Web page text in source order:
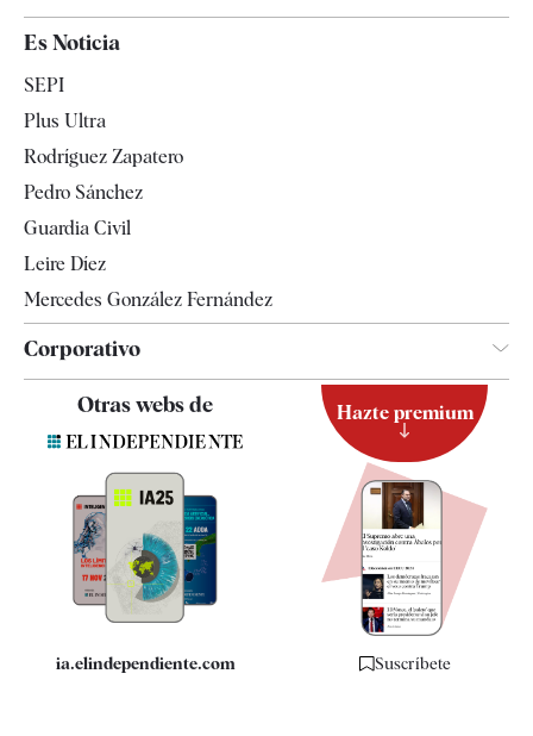
Televisión
Es Noticia
SEPI
Plus Ultra
Rodríguez Zapatero
Pedro Sánchez
Guardia Civil
Leire Díez
Mercedes González Fernández
Corporativo
Quiénes somos
Especificaciones
Otras webs de
ia.elindependiente.com
Hazte premium
Suscríbete